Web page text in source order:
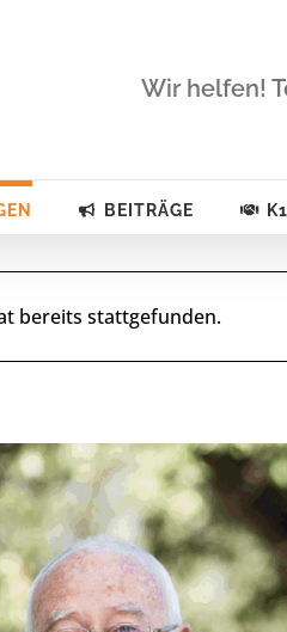
Wir helfen!
BEITRÄGE
bereits stattgefunden.